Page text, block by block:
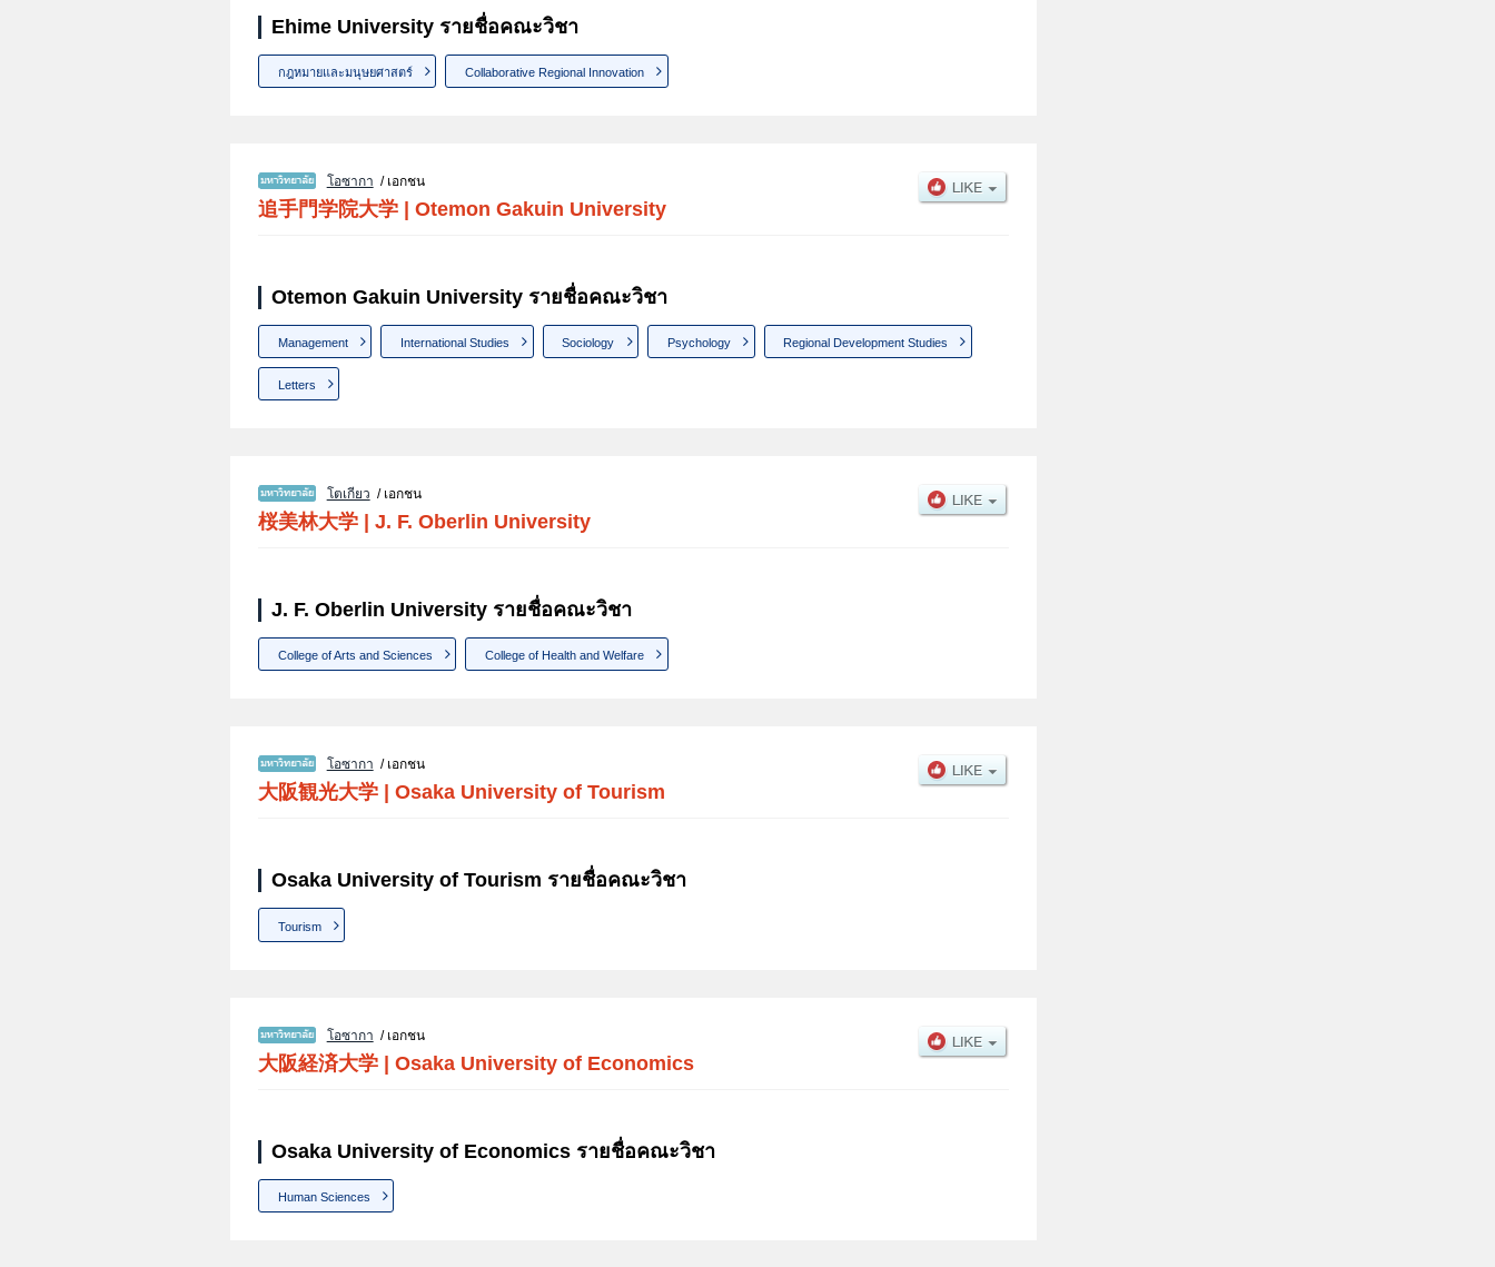
Ehime University รายชื่อคณะวิชา
กฎหมายและมนุษยศาสตร์ Collaborative Regional Innovation
โอซากา / เอกชน
追手門学院大学 | Otemon Gakuin University
Otemon Gakuin University รายชื่อคณะวิชา
Management International Studies Sociology Psychology Regional Development Studies
Letters
โตเกียว / เอกชน
桜美林大学 J. F. Oberlin University
J. F. Oberlin University รายชื่อคณะวิชา
College of Arts and Sciences College of Health and Welfare
โอซากา / เอกชน
大阪観光大学 Osaka University of Tourism
Osaka University of Tourism รายชื่อคณะวิชา
Tourism
โอซากา / เอกชน
大阪経済大学 | Osaka University of Economics
Osaka University of Economics รายชื่อคณะวิชา
Human Sciences